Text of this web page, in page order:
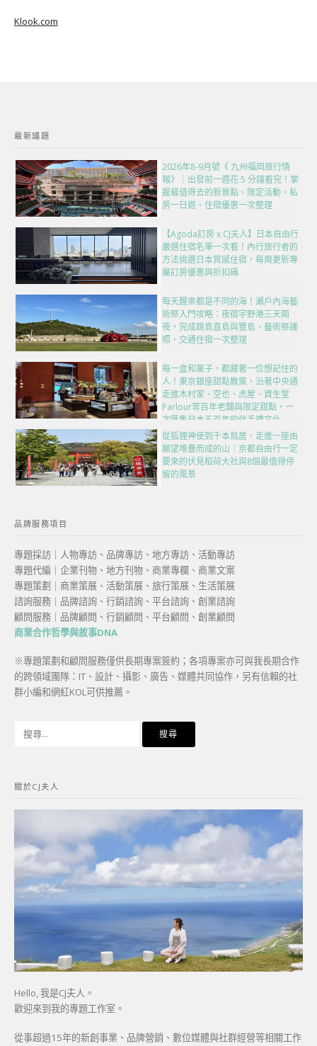
Klook.com
最新議題
2026年8-9月號《 九州福岡旅行情
報》｜出發前一週花 5 分鐘看完！掌
握最值得去的新景點、限定活動、私
房一日遊、住宿優惠一次整理
【Agoda訂房 x CJ夫人】日本自由行
嚴選住宿名單一次看！內行旅行者的
方法挑選日本質感住宿，每周更新專
屬訂房優惠與折扣碼
每天醒來都是不同的海！瀨戶內海藝
術祭入門攻略：夜宿宇野港三天兩
夜，完成跳島直島與豐島、藝術祭護
照、交通住宿一次整理
每一盒和菓子，都藏著一位想記住的
人！東京銀座甜點散策，沿著中央通
走進木村家、空也、虎屋、資生堂
Parlour等百年老舖與限定甜點，一
次匯集日本五百年的伴手禮文化
從狐狸神使到千本鳥居，走進一座由
願望堆疊而成的山｜京都自由行一定
要來的伏見稻荷大社與8個最值得停
留的風景
品牌服務項目
專題採訪｜人物專訪、品牌專訪、地方專訪、活動專訪
專題代編｜企業刊物、地方刊物、商業專欄、商業文案
專題策劃｜商業策展、活動策展、旅行策展、生活策展
諮詢服務｜品牌諮詢、行銷諮詢、平台諮詢、創業諮詢
顧問服務｜品牌顧問、行銷顧問、平台顧問、創業顧問
商業合作哲學與敘事DNA
※專題策劃和顧問服務僅供長期專案簽約；各項專案亦可與我長期合作
的跨領域團隊：IT、設計、攝影、廣告、媒體共同協作，另有信賴的社
群小編和網紅KOL可供推薦。
字:
關於CJ夫人
Hello, 我是CJ夫人。
歡迎來到我的專題工作室。
從事超過15年的新創事業、品牌營銷、數位媒體與社群經營等相關工作